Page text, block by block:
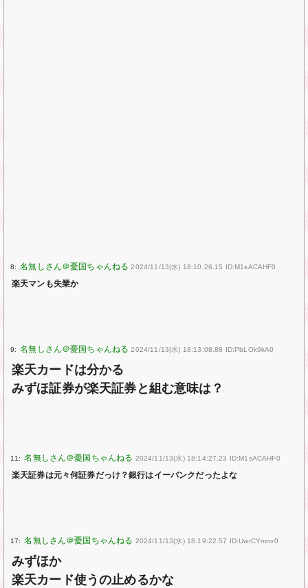
8: 2024/11/13(水) 18:10:26.15 ID:M1sACAHF0
楽天マンも失業か
9: 2024/11/13(水) 18:13:08.88 ID:PbLOk9kA0
楽天カードは分かる
みずほ証券が楽天証券と組む意味は？
11: 2024/11/13(水) 18:14:27.23 ID:M1sACAHF0
楽天証券は元々何証券だっけ？銀行はイーバンクだったよな
17: 2024/11/13(水) 18:19:22.57 ID:UwrCYmnv0
みずほか
楽天カード使うの止めるかな